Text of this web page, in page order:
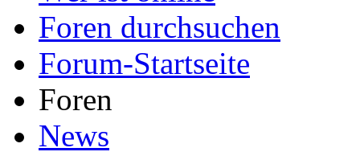
Foren durchsuchen
Forum-Startseite
Foren
News